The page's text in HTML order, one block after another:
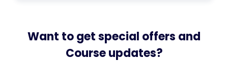
Want to get special offers and
Course updates?